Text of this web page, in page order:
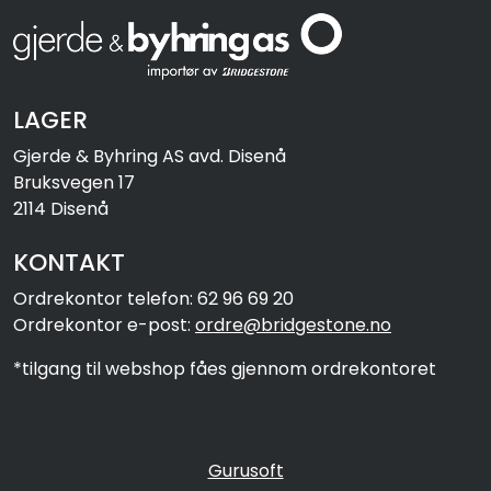
LAGER
Gjerde & Byhring AS avd. Disenå
Bruksvegen 17
2114 Disenå
KONTAKT
Ordrekontor telefon: 62 96 69 20
Ordrekontor e-post: ordre@bridgestone.no
*tilgang til webshop fåes gjennom ordrekontoret
Gurusoft